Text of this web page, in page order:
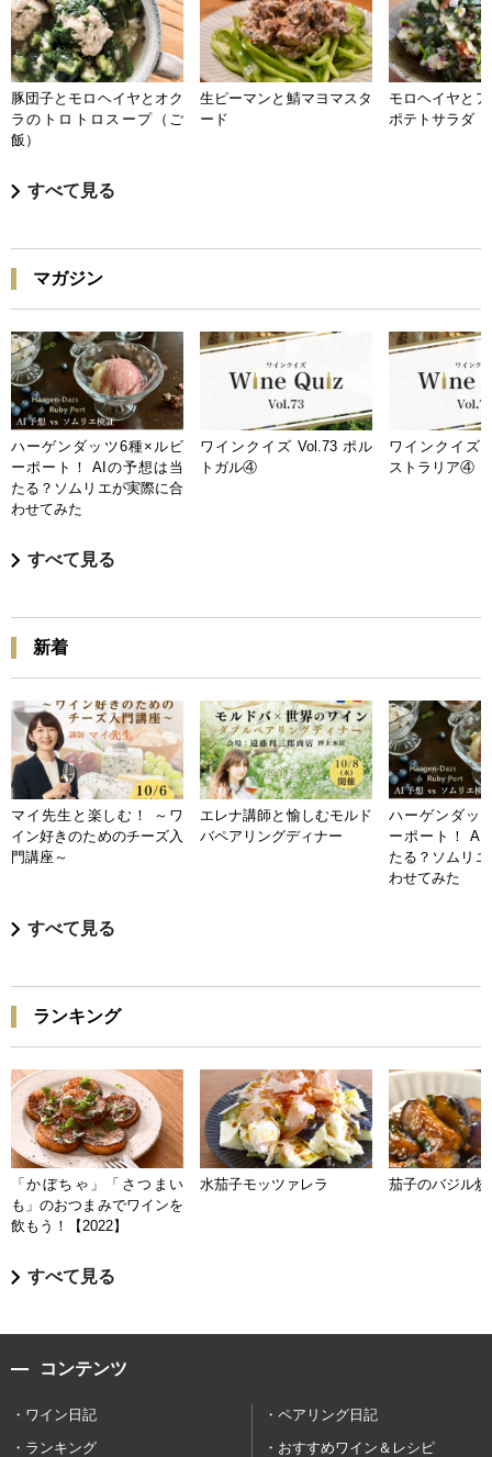
豚団子とモロヘイヤとオク
ラのトロトロスープ（ご
飯）
生ピーマンと鯖マヨマスタ
ード
モロヘイヤと
ポテトサラダ
すべて見る
マガジン
ハーゲンダッツ6種×ルビ
ーポート！ AIの予想は当
たる？ソムリエが実際に合
わせてみた
ワインクイズ Vol.73 ポル
トガル④
ワインクイズ
ストラリア④
すべて見る
新着
マイ先生と楽しむ！ ～ワ
イン好きのためのチーズ入
門講座～
エレナ講師と愉しむモルド
バペアリングディナー
ハーゲンダッ
ーポート！ AI
たる？ソムリ
わせてみた
すべて見る
ランキング
「かぼちゃ」「さつまい
も」のおつまみでワインを
飲もう！【2022】
水茄子モッツァレラ 茄子のバジル炒
すべて見る
コンテンツ
ワイン日記
ペアリング日記
ランキング
おすすめワイン＆レシピ